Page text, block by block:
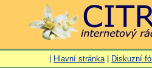
Hlavní stránka| Diskuzní